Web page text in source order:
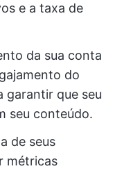
e a taxa de
da sua conta
do
garantir que seu
seu conteúdo.
de seus
métricas